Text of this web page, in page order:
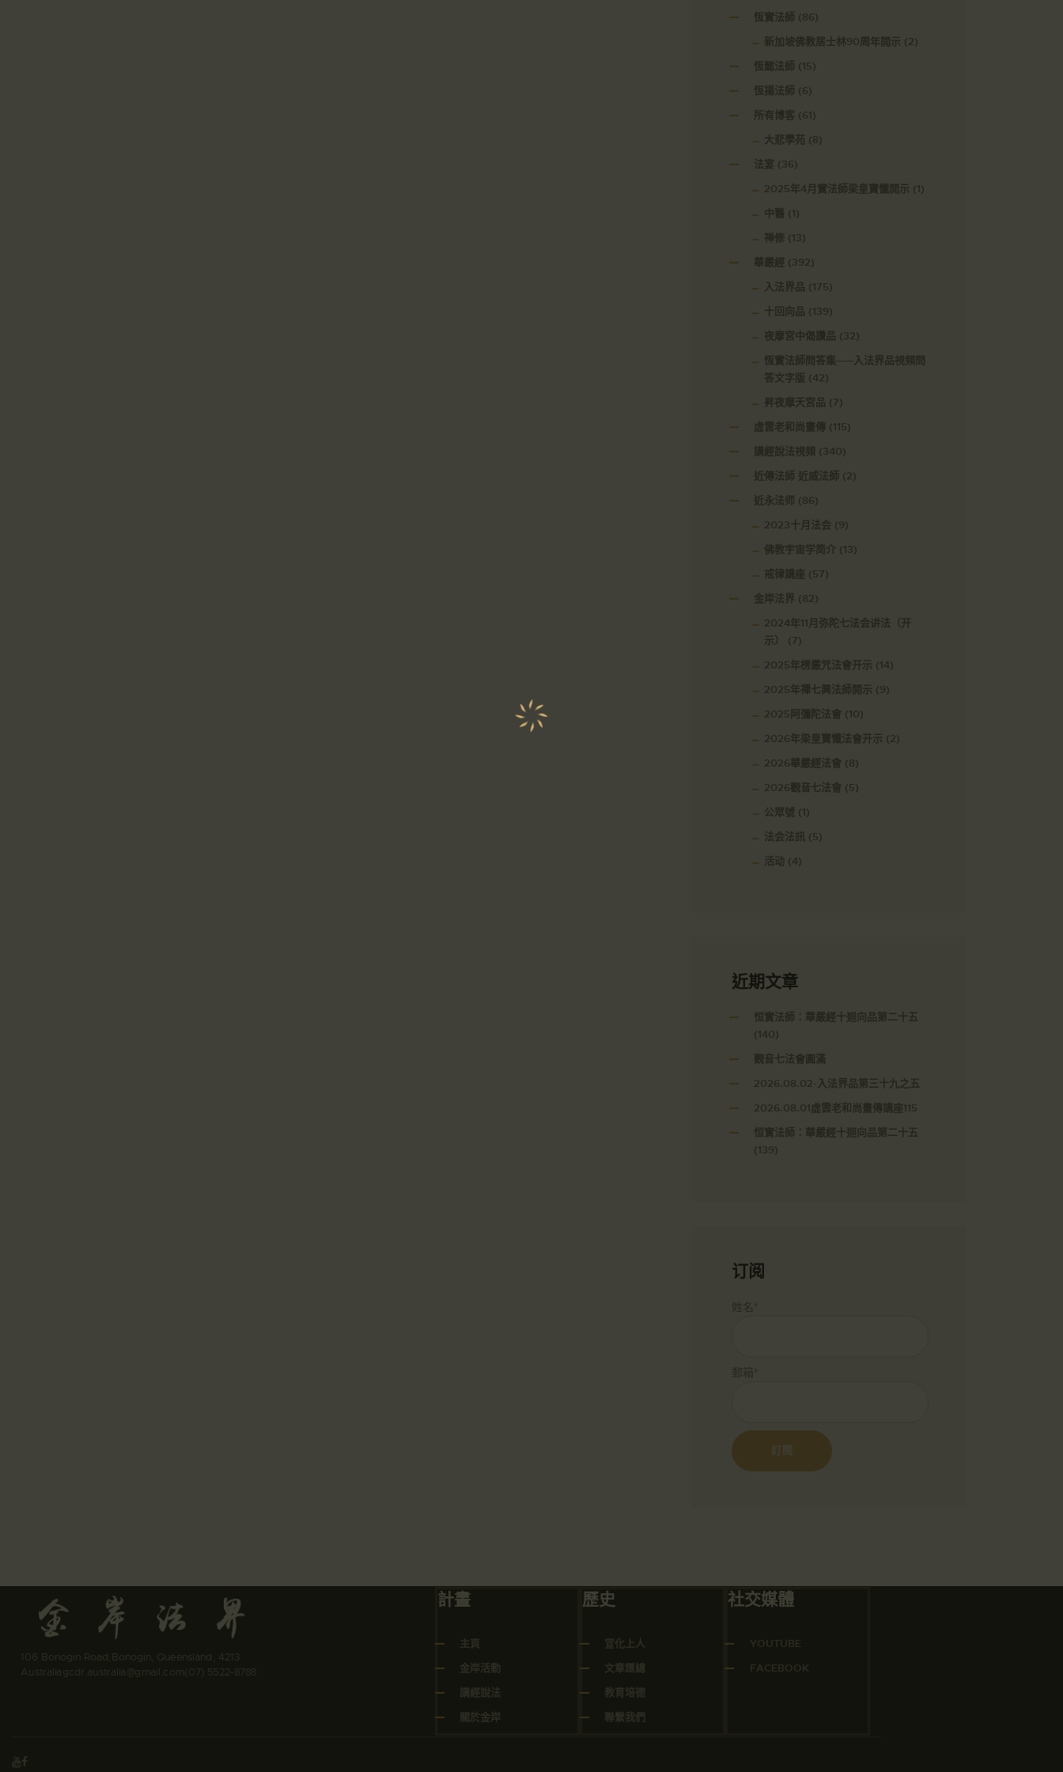
恆實法師 (86)
新加坡佛教居士林90周年開示 (2)
恆懿法師 (15)
恆揚法師 (6)
所有博客 (61)
大悲學苑 (8)
法宴 (36)
2025年4月實法師梁皇寶懺開示 (1)
中醫 (1)
禅修 (13)
華嚴經 (392)
入法界品 (175)
十回向品 (139)
夜摩宮中偈讚品 (32)
恆實法師問答集——入法界品視頻問
答文字版 (42)
昇夜摩天宮品 (7)
虛雲老和尚畫傳 (115)
講經說法視頻
(340)
近傳法師 近威法師 (2)
近永法师 (86)
2023十月法会 (9)
佛教宇宙学简介 (13)
戒律講座 (57)
金岸法界 (82)
2024年11月弥陀七法会讲法（开
示）
(7)
2025年楞嚴咒法會开示 (14)
2025年禪七興法師開示 (9)
2025阿彌陀法會 (10)
2026年梁皇寶懺法會开示 (2)
2026華嚴經法會 (8)
2026觀音七法會 (5)
公眾號 (1)
法会法訊 (5)
活动 (4)
近期文章
恒實法師：華嚴經十迴向品第二十五
(140)
觀音七法會圓滿
2026.08.02-入法界品第三十九之五
2026.08.01虛雲老和尚畫傳講座115
恒實法師：華嚴經十迴向品第二十五
(139)
订阅
姓名*
郵箱*
106 Bonogin Road,Bonogin, Queensland, 4213
Australia gcdr.australia@gmail.com(07) 5522-8788
計畫
主頁
金岸活動
講經說法
關於金岸
歷史
宣化上人
文章匯總
教育培德
聯繫我們
社交媒體
YOUTUBE
FACEBOOK